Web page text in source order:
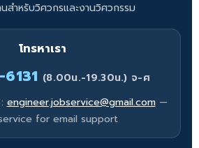
นสำหรับวิศวกรและงานวิศวกรรม
โทรหาเรา
(8.00น.-19.30น.) จ-ศ
engineer.jobservice@gmail.com —
for email support